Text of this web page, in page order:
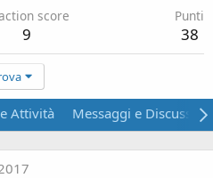
score
9
Punti
38
Attività Messaggi e